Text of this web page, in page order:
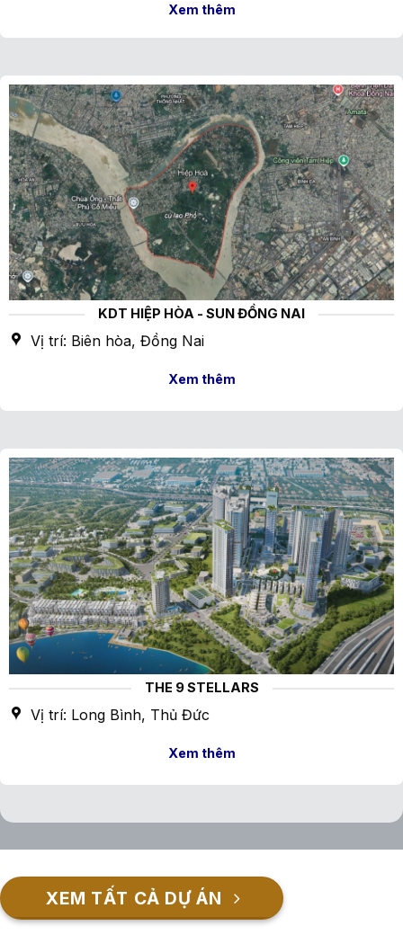
Xem thêm
KDT HIỆP HÒA - SUN ĐỒNG NAI
Vị trí: Biên hòa, Đồng Nai
Xem thêm
THE 9 STELLARS
Vị trí: Long Bình, Thủ Đức
Xem thêm
XEM TẤT CẢ DỰ ÁN